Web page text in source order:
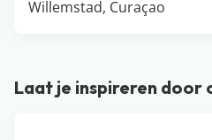
Willemstad, Curaçao
Laat je inspireren door